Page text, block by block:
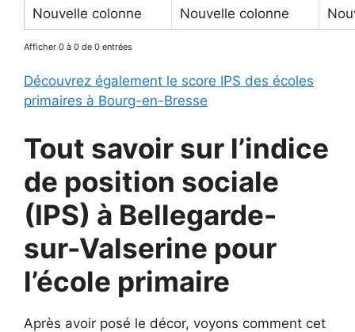
Nouvelle colonne
Nouvelle colonne
Afficher 0 à 0 de 0 entrées
Découvrez également le score IPS des écoles
primaires à Bourg-en-Bresse
Tout savoir sur l’indice
de position sociale
(IPS) à Bellegarde-
sur-Valserine pour
l’école primaire
Après avoir posé le décor, voyons comment cet